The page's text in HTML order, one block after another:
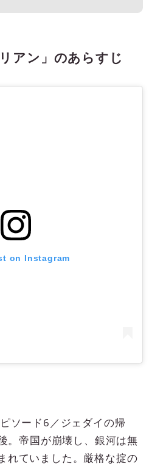
アン」のあらすじ
on Instagram
ソード6／ジェダイの帰
。帝国が崩壊し、銀河は無
れていました。厳格な掟の